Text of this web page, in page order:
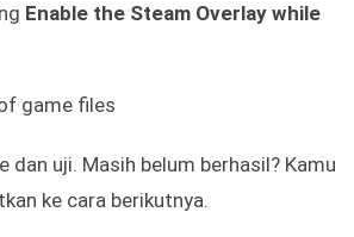
Enable the Steam Overlay while
dan uji. Masih belum berhasil? Kamu
ke cara berikutnya.